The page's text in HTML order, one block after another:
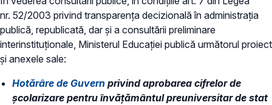
nr. 52/2003 privind transparenţa decizională în administraţia
publică, republicată, dar și a consultării preliminare
interinstituționale, Ministerul Educaţiei publică următorul proiect
și anexele sale:
Hotărâre de Guvern privind aprobarea cifrelor de
școlarizare pentru învățământul preuniversitar de stat